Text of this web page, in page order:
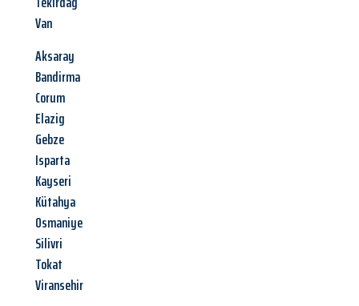
Van
Aksaray
Bandirma
Corum
Elazig
Gebze
Isparta
Kayseri
Kütahya
Osmaniye
Silivri
Tokat
Viransehir